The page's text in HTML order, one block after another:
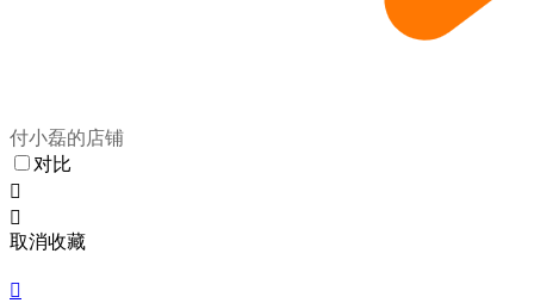
付小磊的店铺
对比


取消收藏
